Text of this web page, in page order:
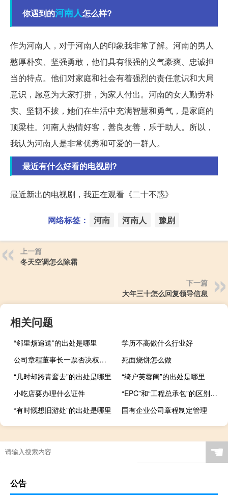
你遇到的河南人怎么样?
作为河南人，对于河南人的印象我非常了解。河南的男人
憨厚朴实、坚强勇敢，他们具有很强的义气豪爽、忠诚担
当的特点。他们对家庭和社会有着强烈的责任意识和大局
意识，愿意为大家打拼，为家人付出。河南的女人勤劳朴
实、坚韧不拔，她们在生活中充满智慧和勇气，是家庭的
顶梁柱。河南人热情好客，善良友善，乐于助人。所以，
我认为河南人是非常优秀和可爱的一群人。
最近有什么好看的电视剧?
最近新出的电视剧，我正在观看《二十不惑》
网络标签： 河南 河南人 豫剧
上一篇
冬天空调怎么除霜
下一篇
大年三十怎么回复领导信息
相关问题
“邻里烦追送”的出处是哪里
学历不高做什么行业好
公司章程董事长一票否决权范文
死面烧饼怎么做
“几时却跨青鸾去”的出处是哪里
“绮户芙蓉闺”的出处是哪里
小吃店要办理什么证件
“EPC”和“工程总承包”的区别是什么
“有时慨想旧游处”的出处是哪里
国有企业公司章程制定管理
☚
公告